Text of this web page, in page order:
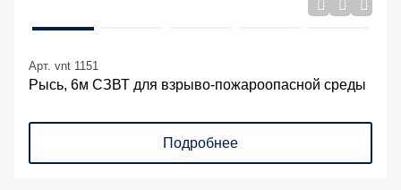
Арт. vnt 1151
Рысь, 6м СЗВТ для взрыво-пожароопасной среды
Подробнее